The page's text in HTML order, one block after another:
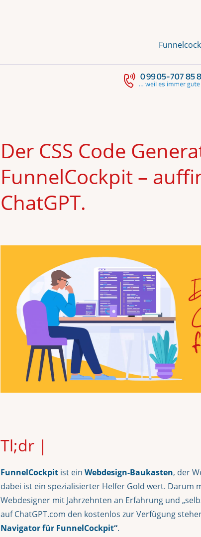
Der CSS Code
FunnelCockpit –
ChatGPT.
Tl;dr |
FunnelCockpitist ein Webdesign-Baukasten, der
dabei ist ein spezialisierter Helfer Gold wert. Darum
Webdesigner mit Jahrzehnten an Erfahrung und
auf ChatGPT.com den kostenlos zur Verfügung
Navigator für FunnelCockpit“.